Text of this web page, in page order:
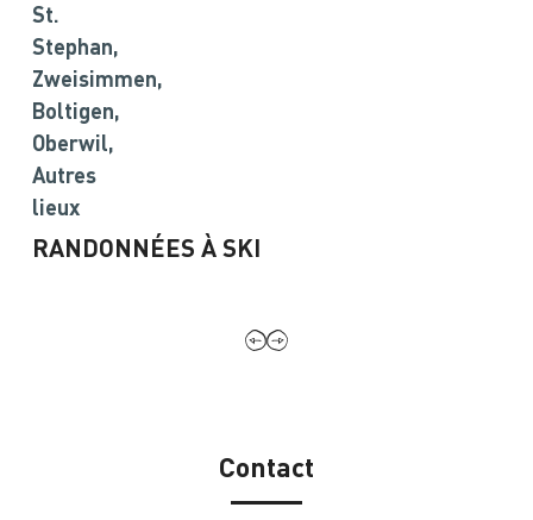
St.
Stephan,
Zweisimmen,
Boltigen,
Oberwil,
Autres
lieux
RANDONNÉES À SKI
Contact